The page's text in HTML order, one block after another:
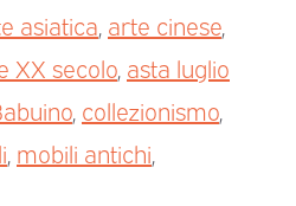
asiatica arte cinese
XX secolo asta luglio
collezionismo
mobili antichi